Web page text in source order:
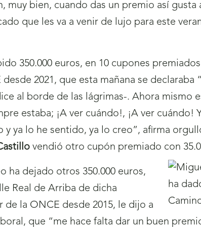
muy bien, cuando das un premio así
que les va a venir de lujo para este
350.000 euros, en 10 cupones
2021, que esta mañana se
al borde de las lágrimas-. Ahora mismo
estaba; ¡A ver cuándo!, ¡A ver cuándo!
ya lo he sentido, ya lo creo”, afirma
vendió otro cupón premiado con
ha dejado otros 350.000 euros,
Real de Arriba de dicha
la ONCE desde 2015, le dijo a
que “me hace falta dar un buen